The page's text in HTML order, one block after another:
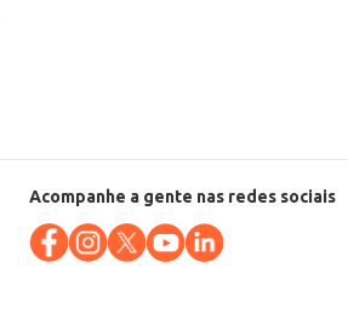
Acompanhe a gente nas redes sociais